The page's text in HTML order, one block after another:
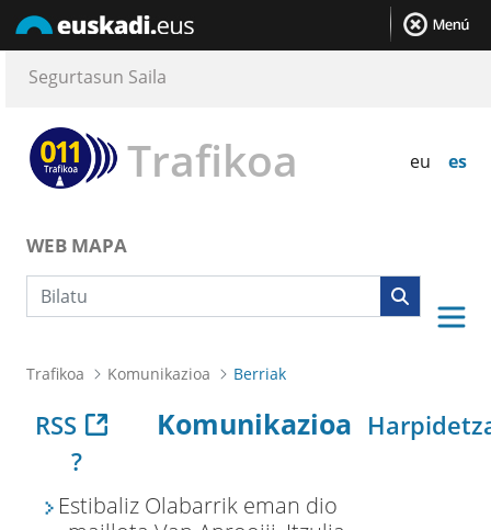
Trafikoa eu es
Segurtasun Saila
WEB MAPA
Bilaketa
Trafikoa Komunikazioa Berriak
RSS
?
Komunikazioa
Estibaliz Olabarrik eman dio